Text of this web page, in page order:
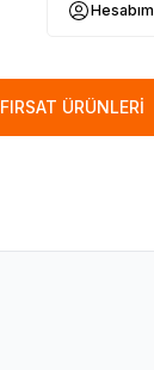
Hesabım
FIRSAT ÜRÜNLERİ